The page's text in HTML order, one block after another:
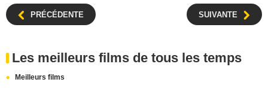
PRÉCÉDENTE SUIVANTE
Les meilleurs films de tous les temps
Meilleurs films